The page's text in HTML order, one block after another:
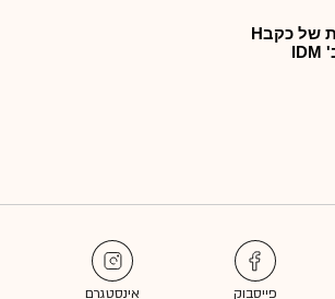
קמטק - קיבלה מס' הזמנות של כקבH